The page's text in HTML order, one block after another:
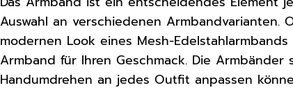
Auswahl an verschiedenen
modernen Look eines Mesh-
Armband für Ihren Geschmack. Die
Handumdrehen an jedes Outfit anpassen